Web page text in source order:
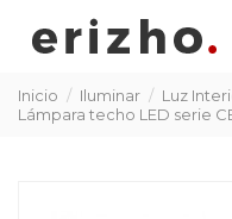
Inicio Iluminar Luz
Lámpara techo LED serie